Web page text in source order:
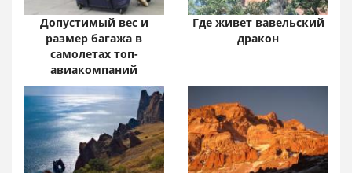
Допустимый вес и
размер багажа в
самолетах топ-
авиакомпаний
Где живет вавельский
дракон